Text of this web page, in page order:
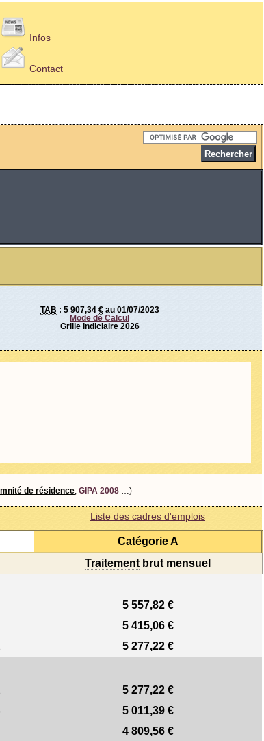
Infos
Contact
TAB : 5 907,34 €au 01/07/2023
Mode de Calcul
Grille indiciaire 2026
de résidence GIPA 2008 …)
Liste des cadres d'emplois
Catégorie A
Traitement brut mensuel
5 557,82 €
5 415,06 €
5 277,22 €
5 277,22 €
5 011,39 €
4 809,56 €